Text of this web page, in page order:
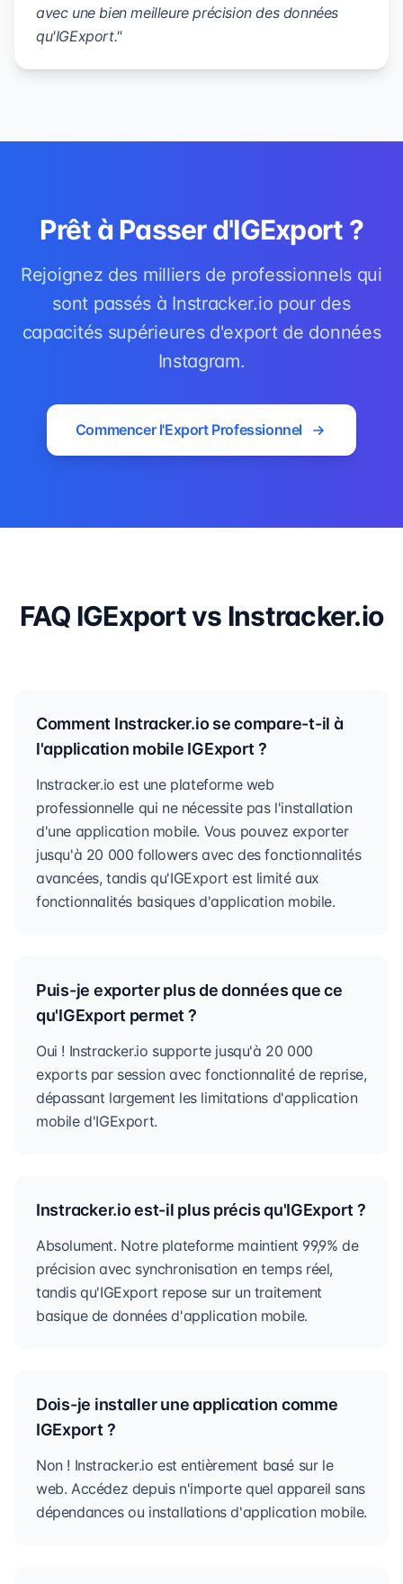
avec une bien meilleure précision des données
qu'IGExport."
Prêt à Passer d'IGExport ?
Rejoignez des milliers de professionnels qui
sont passés à Instracker.io pour des
capacités supérieures d'export de données
Instagram.
Commencer l'Export Professionnel
FAQ IGExport vs Instracker.io
Comment Instracker.io se compare-t-il à
l'application mobile IGExport ?
Instracker.io est une plateforme web
professionnelle qui ne nécessite pas l'installation
d'une application mobile. Vous pouvez exporter
jusqu'à 20 000 followers avec des fonctionnalités
avancées, tandis qu'IGExport est limité aux
fonctionnalités basiques d'application mobile.
Puis-je exporter plus de données que ce
qu'IGExport permet ?
Oui ! Instracker.io supporte jusqu'à 20 000
exports par session avec fonctionnalité de reprise,
dépassant largement les limitations d'application
mobile d'IGExport.
Instracker.io est-il plus précis qu'IGExport ?
Absolument. Notre plateforme maintient 99,9% de
précision avec synchronisation en temps réel,
tandis qu'IGExport repose sur un traitement
basique de données d'application mobile.
Dois-je installer une application comme
IGExport ?
Non ! Instracker.io est entièrement basé sur le
web. Accédez depuis n'importe quel appareil sans
dépendances ou installations d'application mobile.